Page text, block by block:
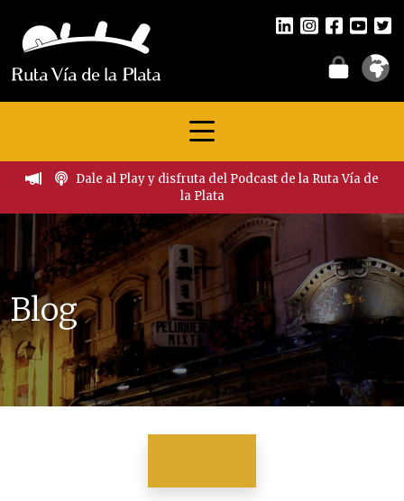
Dale al Play y disfruta del Podcast de la Ruta Vía de
la Plata
Blog